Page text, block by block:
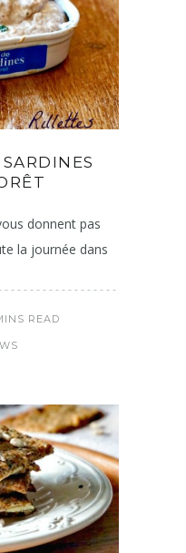
donnent pas
la journée dans
READ